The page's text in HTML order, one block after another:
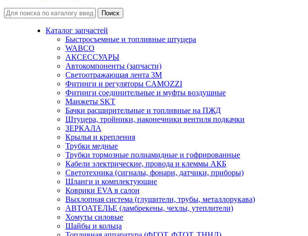
Каталог запчастей
Быстросъемные и топливные штуцера
WABCO
АКСЕССУАРЫ
Автокомпоненты (запчасти)
Светоотражающая лента 3М
Фитинги и регуляторы CAMOZZI
Фитинги соединительные и муфты воздушные
Манжеты SKT
Бачки расширительные и топливные на ПЖД
Штуцера, тройники, наконечники вентиля подкачки
ЗЕРКАЛА
Крылья и крепления
Трубки медные
Трубки тормозные полиамидные и гофрированные
Кабели электрические, провода и клеммы АКБ
Светотехника (сигналы, фонари, датчики, приборы)
Шланги и комплектующие
Коврики EVA в салон
Выхлопная система (глушители, трубы, металлорукава)
АВТОАТЕЛЬЕ (ламбрекены, чехлы, утеплители)
Хомуты силовые
Шайбы и кольца